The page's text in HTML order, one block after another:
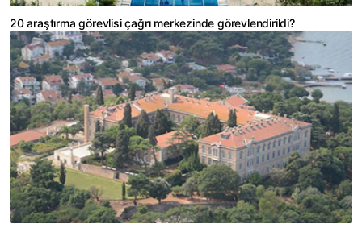
20 araştırma görevlisi çağrı merkezinde görevlendirildi?